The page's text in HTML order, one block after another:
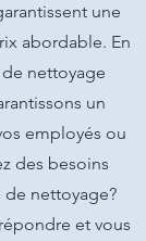
une
abordable. En
nettoyage
un
employés ou
des besoins
nettoyage?
et vous